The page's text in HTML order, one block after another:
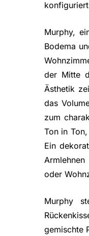
Murphy,
Bodema
der Mitte
Ästhetik
das
zum
Ton in
Ein
oder
Murphy
gemischte